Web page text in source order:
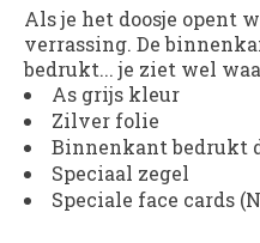
Als je het doosje opent
verrassing. De
bedrukt... je ziet wel
As grijs kleur
Zilver folie
Binnenkant bedrukt
Speciaal zegel
Speciale face cards